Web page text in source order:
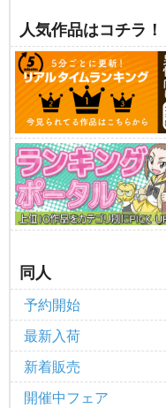
人気作品はコチラ！
同人
予約開始
最新入荷
新着販売
開催中フェア